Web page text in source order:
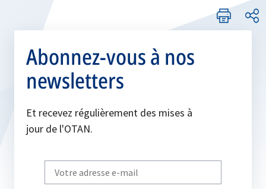
Abonnez-vous à nos
newsletters
Et recevez régulièrement des mises à
jour de l'OTAN.
Write
your